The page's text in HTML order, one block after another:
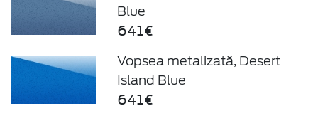
Blue
641€
Vopsea metalizată, Desert
Island Blue
641€